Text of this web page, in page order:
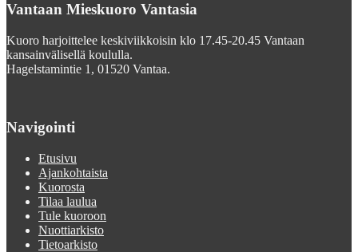
Vantaan Mieskuoro Vantasia
Kuoro harjoittelee keskiviikkoisin klo 17.45-20.45 Vantaan
kansainvälisellä koululla.
Hagelstamintie 1, 01520 Vantaa.
Navigointi
Etusivu
Ajankohtaista
Kuorosta
Tilaa laulua
Tule kuoroon
Nuottiarkisto
Tietoarkisto